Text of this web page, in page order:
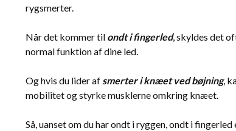
rygsmerter.
Når det kommer til ondt i fingerled, skyldes det
normal funktion af dine led.
Og hvis du lider af smerter i knæet ved bøjning,
mobilitet og styrke musklerne omkring knæet.
Så, uanset om du har ondt i ryggen, ondt i